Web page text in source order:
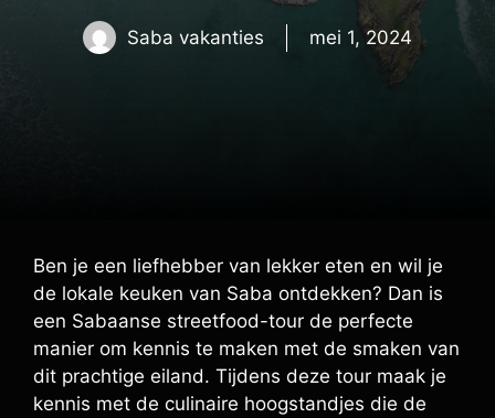
Saba vakanties mei 1, 2024
Ben je een liefhebber van lekker eten en wil je
de lokale keuken van Saba ontdekken? Dan is
een Sabaanse streetfood-tour de perfecte
manier om kennis te maken met de smaken van
dit prachtige eiland. Tijdens deze tour maak je
kennis met de culinaire hoogstandjes die de